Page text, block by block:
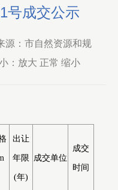
号成交公示
源：市自然资源和规
：放大 正常 缩小
出让
年限
(年)
成交单位
成交
时间